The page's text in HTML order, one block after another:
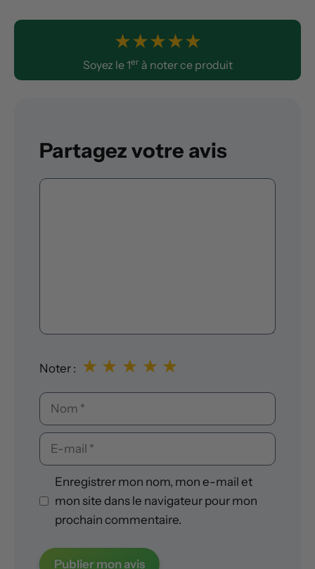
★★★★★
Soyez le 1er à noter ce produit
Partagez votre avis
Commentaire
Noter : ★
★
★
★
★
Nom
E-
mail
Enregistrer mon nom, mon e-mail et
mon site dans le navigateur pour mon
prochain commentaire.